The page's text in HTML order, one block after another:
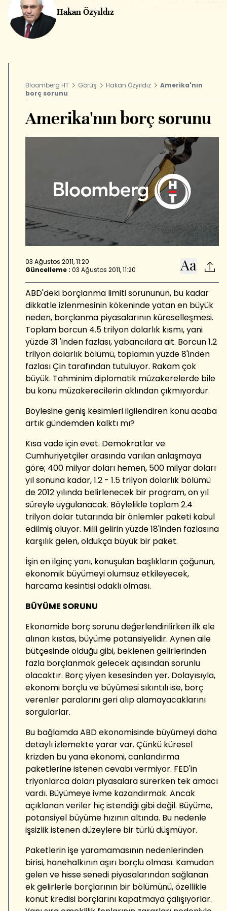
Hakan Özyıldız
Bloomberg HT Görüş Hakan Özyıldız
Amerika'nın
borç sorunu
Amerika'nın borç sorunu
03 Ağustos 2011, 11:20
Güncelleme : 03 Ağustos 2011, 11:20
ABD'deki borçlanma limiti sorununun, bu kadar
dikkatle izlenmesinin kökeninde yatan en büyük
neden, borçlanma piyasalarının küreselleşmesi.
Toplam borcun 4.5 trilyon dolarlık kısmı, yani
yüzde 31 'inden fazlası, yabancılara ait. Borcun 1.2
trilyon dolarlık bölümü, toplamın yüzde 8'inden
fazlası Çin tarafından tutuluyor. Rakam çok
büyük. Tahminim diplomatik müzakerelerde bile
bu konu müzakerecilerin aklından çıkmıyordur.
Böylesine geniş kesimleri ilgilendiren konu acaba
artık gündemden kalktı mı?
Kısa vade için evet. Demokratlar ve
Cumhuriyetçiler arasında varılan anlaşmaya
göre; 400 milyar doları hemen, 500 milyar doları
yıl sonuna kadar, 1.2 - 1.5 trilyon dolarlık bölümü
de 2012 yılında belirlenecek bir program, on yıl
süreyle uygulanacak. Böylelikle toplam 2.4
trilyon dolar tutarında bir önlemler paketi kabul
edilmiş oluyor. Milli gelirin yüzde 18'inden fazlasına
karşılık gelen, oldukça büyük bir paket.
İşin en ilginç yanı, konuşulan başlıkların çoğunun,
ekonomik büyümeyi olumsuz etkileyecek,
harcama kesintisi odaklı olması.
BÜYÜME SORUNU
Ekonomide borç sorunu değerlendirilirken ilk ele
alınan kıstas, büyüme potansiyelidir. Aynen aile
bütçesinde olduğu gibi, beklenen gelirlerinden
fazla borçlanmak gelecek açısından sorunlu
olacaktır. Borç yiyen kesesinden yer. Dolayısıyla,
ekonomi borçlu ve büyümesi sıkıntılı ise, borç
verenler paralarını geri alıp alamayacaklarını
sorgularlar.
Bu bağlamda ABD ekonomisinde büyümeyi daha
detaylı izlemekte yarar var. Çünkü küresel
krizden bu yana ekonomi, canlandırma
paketlerine istenen cevabı vermiyor. FED'in
triyonlarca doları piyasalara sürerken tek amacı
vardı. Büyümeye ivme kazandırmak. Ancak
açıklanan veriler hiç istendiği gibi değil. Büyüme,
potansiyel büyüme hızının altında. Bu nedenle
işsizlik istenen düzeylere bir türlü düşmüyor.
Paketlerin işe yaramamasının nedenlerinden
birisi, hanehalkının aşırı borçlu olması. Kamudan
gelen ve hisse senedi piyasalarından sağlanan
ek gelirlerle borçlarının bir bölümünü, özellikle
konut kredisi borçlarını kapatmaya çalışıyorlar.